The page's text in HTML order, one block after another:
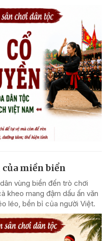
của miền biển
vùng biển đến trò chơi
kheo mang đậm dấu ấn văn
léo, bền bỉ của người Việt.